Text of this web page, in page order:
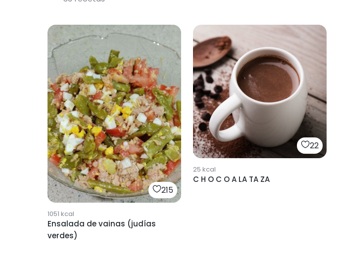
215
1051 kcal
Ensalada de vainas (judías
verdes)
22
25 kcal
C H O C O A LA TA ZA